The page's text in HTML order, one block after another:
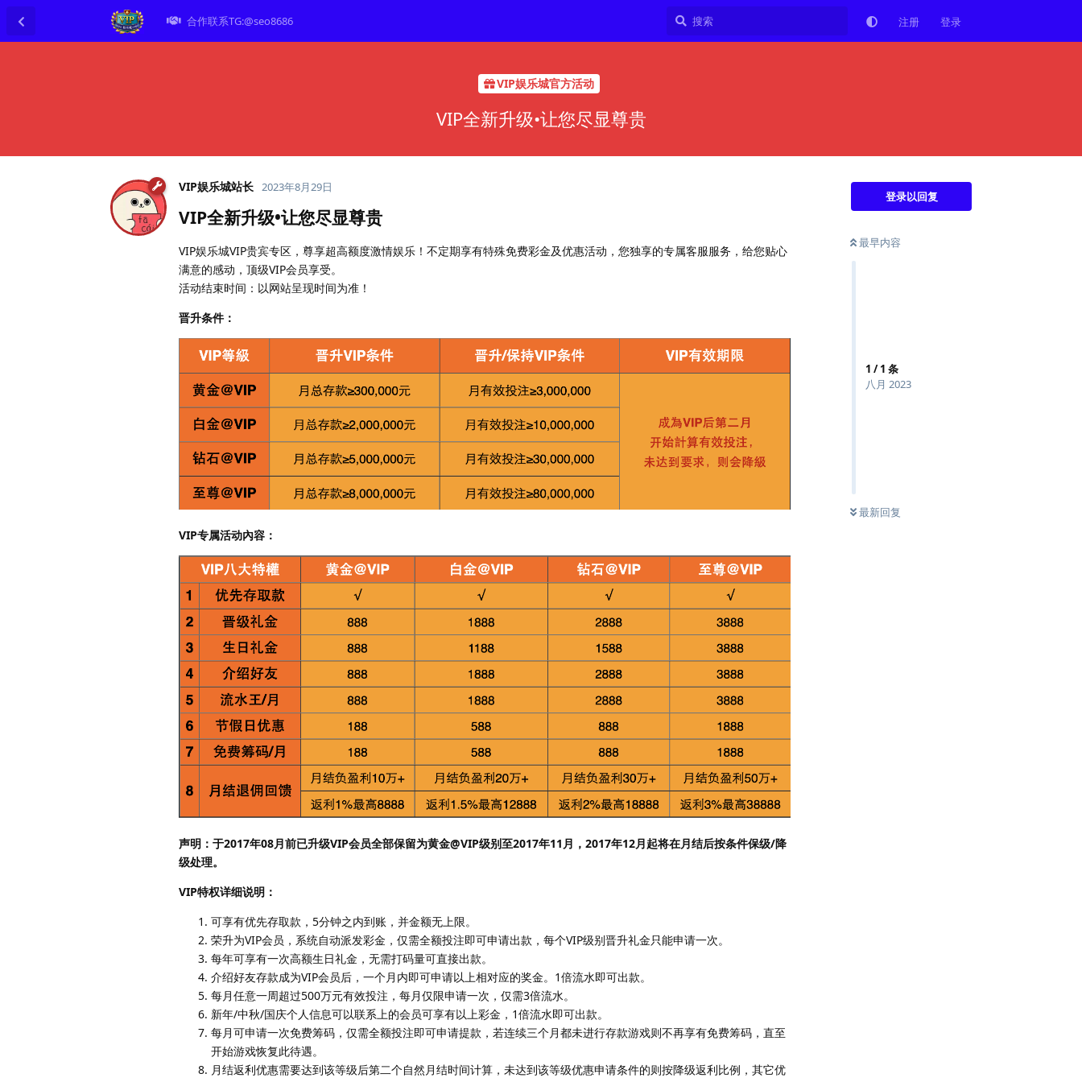
合作联系TG:@seo8686 注册 登录
VIP娱乐城官方活动
VIP全新升级•让您尽显尊贵
登录以回复
最早内容
1 /1 条
八月 2023
最新回复
VIP娱乐城站长 2023年8月29日
VIP全新升级•让您尽显尊贵
VIP娱乐城VIP贵宾专区，尊享超高额度激情娱乐！不定期享有特殊免费彩金及优惠活动，您独享的专属客服服务，给您贴心
满意的感动，顶级VIP会员享受。
活动结束时间：以网站呈现时间为准！
晋升条件：
VIP专属活动內容：
声明：于2017年08月前已升级VIP会员全部保留为黄金@VIP级别至2017年11月，2017年12月起将在月结后按条件保级/降
级处理。
VIP特权详细说明：
可享有优先存取款，5分钟之内到账，并金额无上限。
荣升为VIP会员，系统自动派发彩金，仅需全额投注即可申请出款，每个VIP级别晋升礼金只能申请一次。
每年可享有一次高额生日礼金，无需打码量可直接出款。
介绍好友存款成为VIP会员后，一个月内即可申请以上相对应的奖金。1倍流水即可出款。
每月任意一周超过500万元有效投注，每月仅限申请一次，仅需3倍流水。
新年/中秋/国庆个人信息可以联系上的会员可享有以上彩金，1倍流水即可出款。
每月可申请一次免费筹码，仅需全额投注即可申请提款，若连续三个月都未进行存款游戏则不再享有免费筹码，直至
开始游戏恢复此待遇。
月结返利优惠需要达到该等级后第二个自然月结时间计算，未达到该等级优惠申请条件的则按降级返利比例，其它优